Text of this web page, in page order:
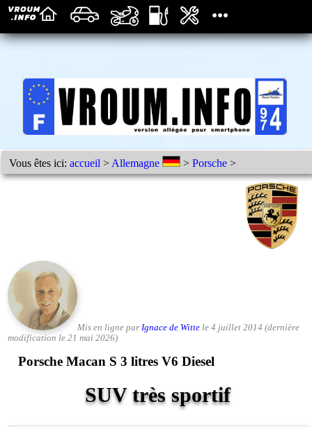
Vous êtes ici:accueil > Allemagne >Porsche >
Mis en ligne par Ignace de Witte le 4 juillet 2014 (dernière
modification le 21 mai 2026)
Porsche Macan S 3 litres V6 Diesel
SUV très sportif